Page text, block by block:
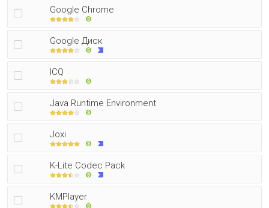
Google Chrome
Google Диск
ICQ
Java Runtime Environment
Joxi
K-Lite Codec Pack
KMPlayer